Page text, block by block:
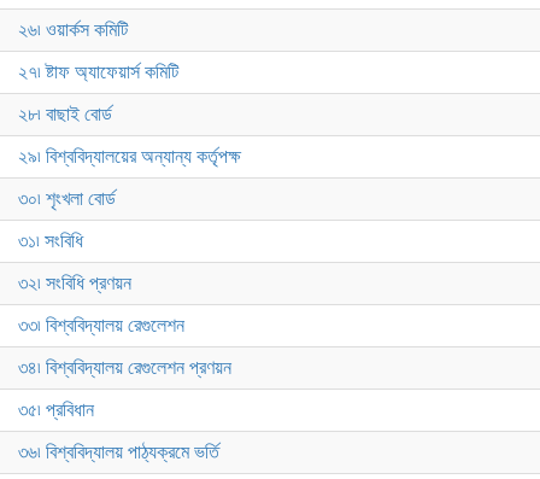
২৬৷ ওয়ার্কস কমিটি
২৭৷ ষ্টাফ অ্যাফেয়ার্স কমিটি
২৮৷ বাছাই বোর্ড
২৯৷ বিশ্ববিদ্যালয়ের অন্যান্য কর্তৃপক্ষ
৩০৷ শৃংখলা বোর্ড
৩১৷ সংবিধি
৩২৷ সংবিধি প্রণয়ন
৩৩৷ বিশ্ববিদ্যালয় রেগুলেশন
৩৪৷ বিশ্ববিদ্যালয় রেগুলেশন প্রণয়ন
৩৫৷ প্রবিধান
৩৬৷ বিশ্ববিদ্যালয় পাঠ্যক্রমে ভর্তি